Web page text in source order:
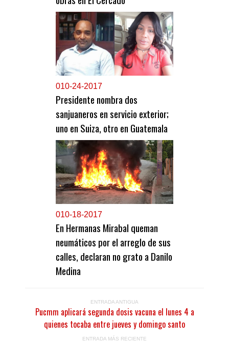
010-24-2017
Presidente nombra dos
sanjuaneros en servicio exterior;
uno en Suiza, otro en Guatemala
010-18-2017
En Hermanas Mirabal queman
neumáticos por el arreglo de sus
calles, declaran no grato a Danilo
Medina
ENTRADA ANTIGUA
Pucmm aplicará segunda dosis vacuna el lunes 4 a
quienes tocaba entre jueves y domingo santo
ENTRADA MÁS RECIENTE